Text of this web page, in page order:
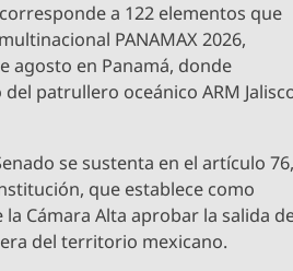
a 122 elementos que
PANAMAX 2026,
agosto en Panamá, donde
patrullero oceánico ARM
se sustenta en el artículo
que establece como
Cámara Alta aprobar la salida
del territorio mexicano.